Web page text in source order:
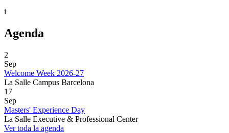
i
Agenda
2
Sep
Welcome Week 2026-27
La Salle Campus Barcelona
17
Sep
Masters' Experience Day
La Salle Executive & Professional Center
Ver toda la agenda